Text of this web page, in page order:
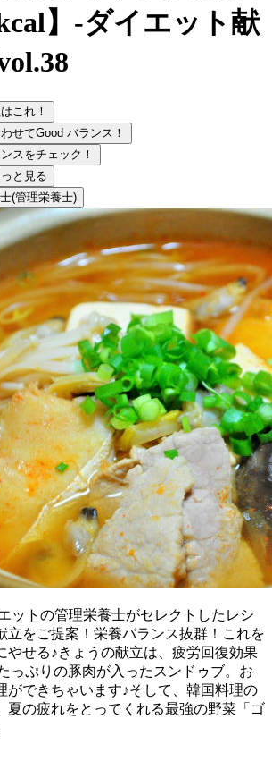
】-ダイエット献
これ！
せてGood バランス！
スをチェック！
と見る
(管理栄養士)
ットの管理栄養士がセレクトしたレシ
立をご提案！栄養バランス抜群！これを
やせる♪きょうの献立は、疲労回復効果
っぷりの豚肉が入ったスンドゥブ。お
ができちゃいます♪そして、韓国料理の
夏の疲れをとってくれる最強の野菜「ゴ